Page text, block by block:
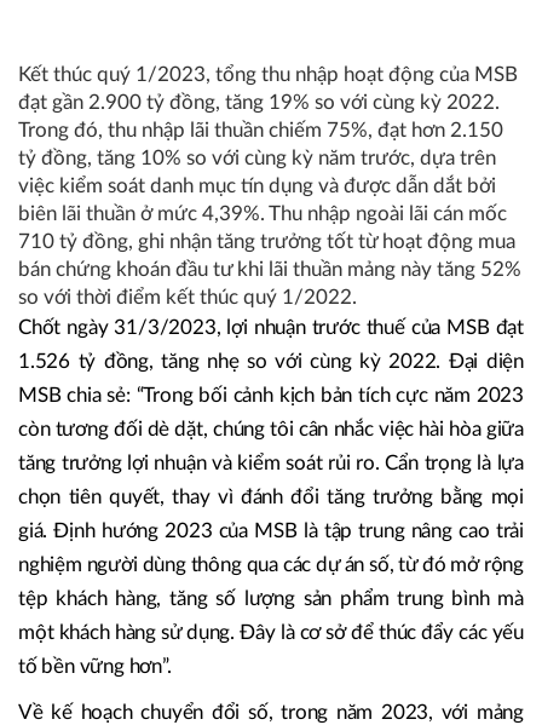
Kết thúc quý 1/2023, tổng thu nhập hoạt động của MSB
đạt gần 2.900 tỷ đồng, tăng 19% so với cùng kỳ 2022.
Trong đó, thu nhập lãi thuần chiếm 75%, đạt hơn 2.150
tỷ đồng, tăng 10% so với cùng kỳ năm trước, dựa trên
việc kiểm soát danh mục tín dụng và được dẫn dắt bởi
biên lãi thuần ở mức 4,39%. Thu nhập ngoài lãi cán mốc
710 tỷ đồng, ghi nhận tăng trưởng tốt từ hoạt động mua
bán chứng khoán đầu tư khi lãi thuần mảng này tăng 52%
so với thời điểm kết thúc quý 1/2022.
Chốt ngày 31/3/2023, lợi nhuận trước thuế của MSB đạt
1.526 tỷ đồng, tăng nhẹ so với cùng kỳ 2022. Đại diện
MSB chia sẻ: “Trong bối cảnh kịch bản tích cực năm 2023
còn tương đối dè dặt, chúng tôi cân nhắc việc hài hòa giữa
tăng trưởng lợi nhuận và kiểm soát rủi ro. Cẩn trọng là lựa
chọn tiên quyết, thay vì đánh đổi tăng trưởng bằng mọi
giá. Định hướng 2023 của MSB là tập trung nâng cao trải
nghiệm người dùng thông qua các dự án số, từ đó mở rộng
tệp khách hàng, tăng số lượng sản phẩm trung bình mà
một khách hàng sử dụng. Đây là cơ sở để thúc đẩy các yếu
tố bền vững hơn”.
Về kế hoạch chuyển đổi số, trong năm 2023, với mảng